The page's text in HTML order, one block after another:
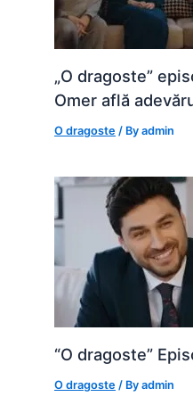
„O dragoste”
Omer află
O dragoste / Byadmin
“O dragoste”
O dragoste / Byadmin